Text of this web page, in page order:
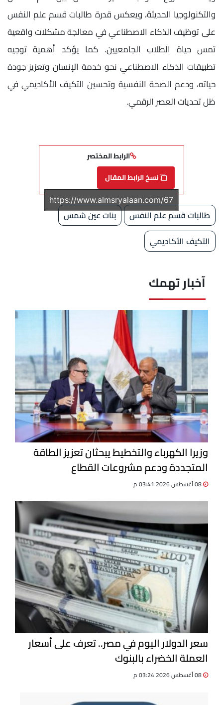
والتكنولوجيا الحديثة، ويعكس قدرة طالبات قسم علم النفس
على توظيف الذكاء الاصطناعي في معالجة مشكلات واقعية
تمس حياة الطلاب الجامعيين. كما يؤكد أهمية توجيه
تطبيقات الذكاء الاصطناعي نحو خدمة الإنسان وتعزيز جودة
حياته، ودعم الصحة النفسية وتحسين التكيف الأكاديمي في
ظل تحديات العصر الرقمي.
الرابط المختصر
نسخ الرابط المقال
طالبات قسم علم النفس
بنات عين شمس
التكيف الأكاديمي
آخبار تهمك
وزيرا الكهرباء والتخطيط يبحثان تعزيز الطاقة
المتجددة ودعم مشروعات القطاع
سعر الدولار اليوم في مصر.. تعرف على أسعار
العملة الخضراء بالبنوك